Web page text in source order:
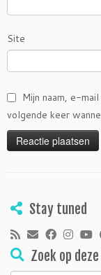
Site
Mijn naam, e-
volgende keer
Stay tuned
Zoek op